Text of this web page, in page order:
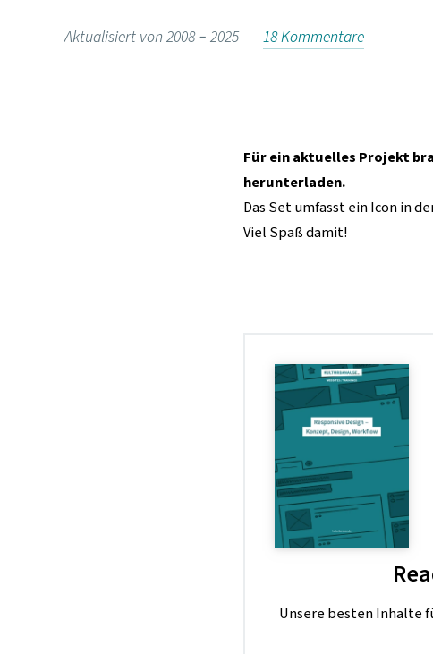
Aktualisiert von 2008 – 2025 18 Kommentare
Für ein aktuelles Projekt
herunterladen.
Das Set umfasst ein Icon in
Viel Spaß damit!
Unsere besten Inhalte